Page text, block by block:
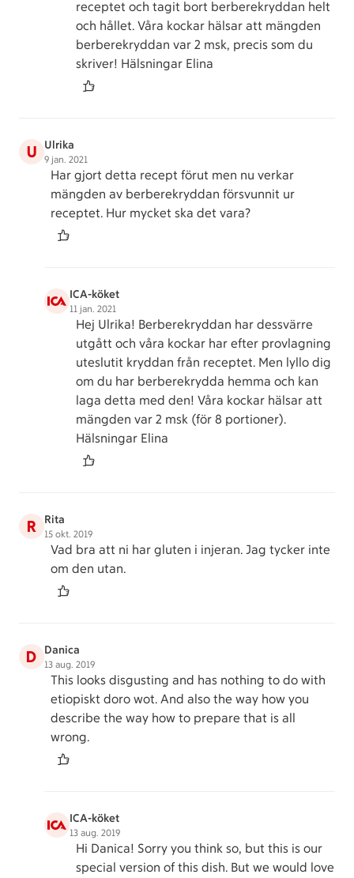
receptet och tagit bort berberekryddan helt
och hållet. Våra kockar hälsar att mängden
berberekryddan var 2 msk, precis som du
skriver! Hälsningar Elina
U Ulrika
9 jan. 2021
Har gjort detta recept förut men nu verkar
mängden av berberekryddan försvunnit ur
receptet. Hur mycket ska det vara?
ICA-köket
11 jan. 2021
Hej Ulrika! Berberekryddan har dessvärre
utgått och våra kockar har efter provlagning
uteslutit kryddan från receptet. Men lyllo dig
om du har berberekrydda hemma och kan
laga detta med den! Våra kockar hälsar att
mängden var 2 msk (för 8 portioner).
Hälsningar Elina
R Rita
15 okt. 2019
Vad bra att ni har gluten i injeran. Jag tycker inte
om den utan.
D Danica
13 aug. 2019
This looks disgusting and has nothing to do with
etiopiskt doro wot. And also the way how you
describe the way how to prepare that is all
wrong.
ICA-köket
13 aug. 2019
Hi Danica! Sorry you think so, but this is our
special version of this dish. But we would love